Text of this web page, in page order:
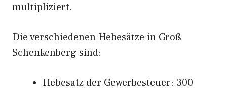
multipliziert.
Die verschiedenen Hebesätze in Groß
Schenkenberg sind:
Hebesatz der Gewerbesteuer: 300